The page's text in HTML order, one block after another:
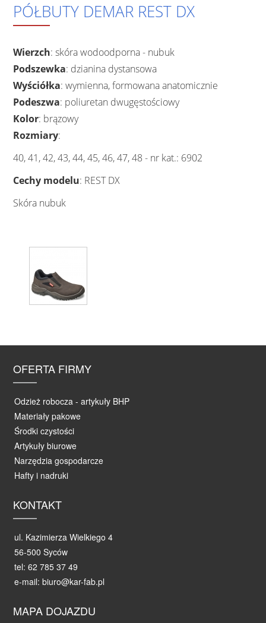
PÓŁBUTY DEMAR REST DX
Wierzch: skóra wodoodporna - nubuk
Podszewka: dzianina dystansowa
Wyściółka: wymienna, formowana anatomicznie
Podeszwa: poliuretan dwugęstościowy
Kolor: brązowy
Rozmiary:
40, 41, 42, 43, 44, 45, 46, 47, 48 - nr kat.: 6902
Cechy modelu: REST DX
Skóra nubuk
OFERTA FIRMY
Odzież robocza - artykuły BHP
Materiały pakowe
Środki czystości
Artykuły biurowe
Narzędzia gospodarcze
Hafty i nadruki
KONTAKT
ul. Kazimierza Wielkiego 4
56-500 Syców
tel: 62 785 37 49
e-mail: biuro@kar-fab.pl
MAPA DOJAZDU